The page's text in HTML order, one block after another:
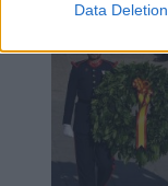
Data Deletion